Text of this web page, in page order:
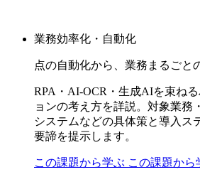
業務効率化・自動化
点の自動化から、業務まるごと
RPA・AI-OCR・生成AIを束ね
ョンの考え方を詳説。対象業務
システムなどの具体策と導入ス
要諦を提示します。
この課題から学ぶ この課題から